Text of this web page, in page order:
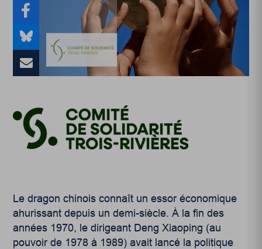
Le dragon chinois connaît un essor économique
ahurissant depuis un demi-siècle. À la fin des
années 1970, le dirigeant Deng Xiaoping (au
pouvoir de 1978 à 1989) avait lancé la politique